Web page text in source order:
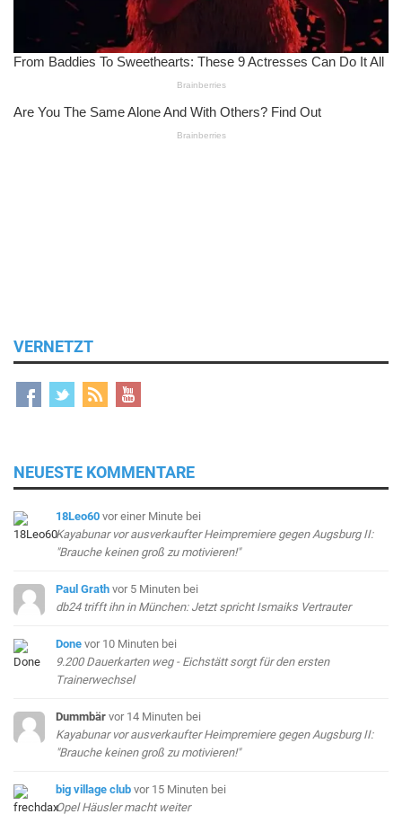
VERNETZT
NEUESTE KOMMENTARE
18Leo60 vor einer Minute bei
Kayabunar vor ausverkaufter Heimpremiere gegen Augsburg II:
"Brauche keinen groß zu motivieren!"
Paul Grath vor 5 Minuten bei
db24 trifft ihn in München: Jetzt spricht Ismaiks Vertrauter
Done vor 10 Minuten bei
9.200 Dauerkarten weg - Eichstätt sorgt für den ersten
Trainerwechsel
Dummbär vor 14 Minuten bei
Kayabunar vor ausverkaufter Heimpremiere gegen Augsburg II:
"Brauche keinen groß zu motivieren!"
big village club vor 15 Minuten bei
Opel Häusler macht weiter